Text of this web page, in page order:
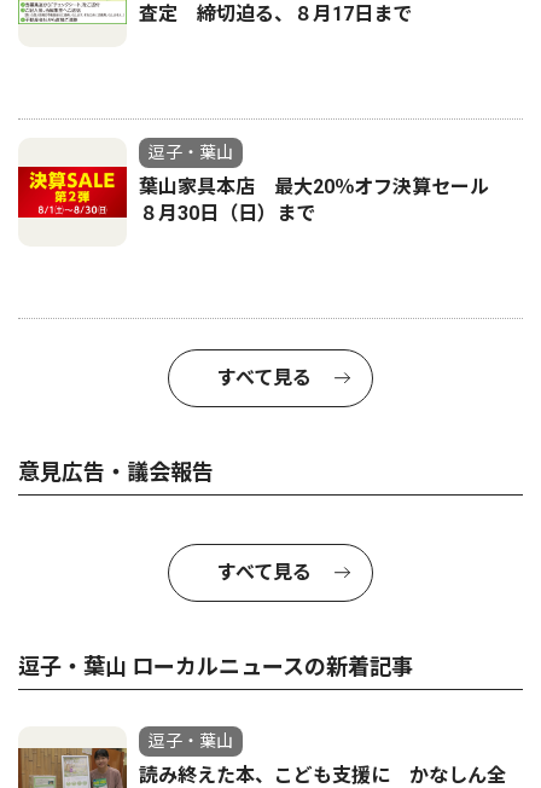
査定 締切迫る、８月17日まで
逗子・葉山
葉山家具本店 最大20％オフ決算セール
８月30日（日）まで
すべて見る
意見広告・議会報告
すべて見る
逗子・葉山 ローカルニュースの新着記事
逗子・葉山
読み終えた本、こども支援に かなしん全